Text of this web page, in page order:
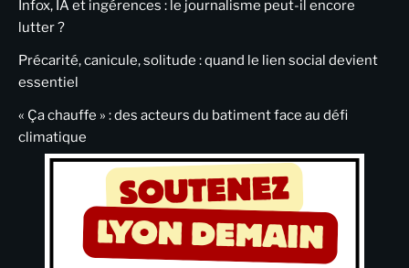
Infox, IA et ingérences : le journalisme peut-il encore
lutter ?
Précarité, canicule, solitude : quand le lien social devient
essentiel
« Ça chauffe » : des acteurs du batiment face au défi
climatique